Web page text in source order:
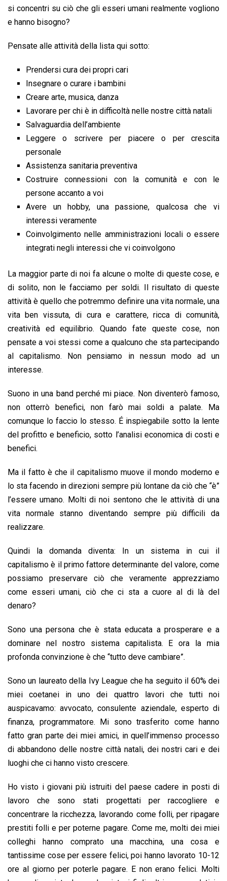
si concentri su ciò che gli esseri umani realmente vogliono
e hanno bisogno?
Pensate alle attività della lista qui sotto:
Prendersi cura dei propri cari
Insegnare o curare i bambini
Creare arte, musica, danza
Lavorare per chi è in difficoltà nelle nostre città natali
Salvaguardia dell’ambiente
Leggere o scrivere per piacere o per crescita
personale
Assistenza sanitaria preventiva
Costruire connessioni con la comunità e con le
persone accanto a voi
Avere un hobby, una passione, qualcosa che vi
interessi veramente
Coinvolgimento nelle amministrazioni locali o essere
integrati negli interessi che vi coinvolgono
La maggior parte di noi fa alcune o molte di queste cose, e
di solito, non le facciamo per soldi. Il risultato di queste
attività è quello che potremmo definire una vita normale, una
vita ben vissuta, di cura e carattere, ricca di comunità,
creatività ed equilibrio. Quando fate queste cose, non
pensate a voi stessi come a qualcuno che sta partecipando
al capitalismo. Non pensiamo in nessun modo ad un
interesse.
Suono in una band perché mi piace. Non diventerò famoso,
non otterrò benefici, non farò mai soldi a palate. Ma
comunque lo faccio lo stesso. É inspiegabile sotto la lente
del profitto e beneficio, sotto l’analisi economica di costi e
benefici.
Ma il fatto è che il capitalismo muove il mondo moderno e
lo sta facendo in direzioni sempre più lontane da ciò che “è”
l’essere umano. Molti di noi sentono che le attività di una
vita normale stanno diventando sempre più difficili da
realizzare.
Quindi la domanda diventa: In un sistema in cui il
capitalismo è il primo fattore determinante del valore, come
possiamo preservare ciò che veramente apprezziamo
come esseri umani, ciò che ci sta a cuore al di là del
denaro?
Sono una persona che è stata educata a prosperare e a
dominare nel nostro sistema capitalista. E ora la mia
profonda convinzione è che “tutto deve cambiare”.
Sono un laureato della Ivy League che ha seguito il 60% dei
miei coetanei in uno dei quattro lavori che tutti noi
auspicavamo: avvocato, consulente aziendale, esperto di
finanza, programmatore. Mi sono trasferito come hanno
fatto gran parte dei miei amici, in quell’immenso processo
di abbandono delle nostre città natali, dei nostri cari e dei
luoghi che ci hanno visto crescere.
Ho visto i giovani più istruiti del paese cadere in posti di
lavoro che sono stati progettati per raccogliere e
concentrare la ricchezza, lavorando come folli, per ripagare
prestiti folli e per poterne pagare. Come me, molti dei miei
colleghi hanno comprato una macchina, una cosa e
tantissime cose per essere felici, poi hanno lavorato 10-12
ore al giorno per poterle pagare. E non erano felici. Molti